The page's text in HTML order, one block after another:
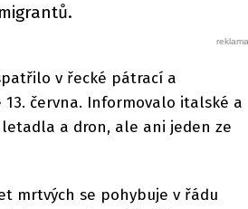
v řecké pátrací a
června. Informovalo italské a
letadla a dron, ale ani jeden ze
mrtvých se pohybuje v řádu